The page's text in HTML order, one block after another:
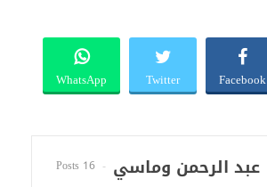
Facebook
Twitter
WhatsApp
عبد الرحمن وماسي
16 Posts